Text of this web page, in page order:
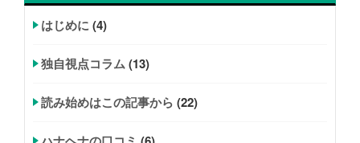
はじめに(4)
独自視点コラム(13)
読み始めはこの記事から (22)